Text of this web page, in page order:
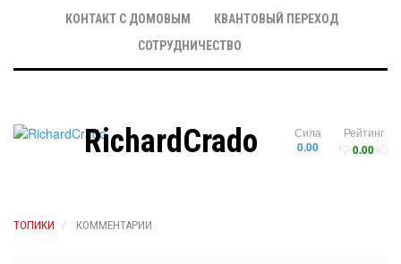
КОНТАКТ С ДОМОВЫМ
КВАНТОВЫЙ ПЕРЕХОД
СОТРУДНИЧЕСТВО
Рейтинг
0.00
Сила
0.00
RichardCrado
ТОПИКИ КОММЕНТАРИИ